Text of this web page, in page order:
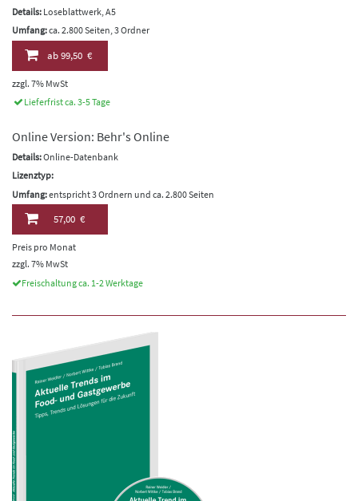
Details: Loseblattwerk, A5
Umfang:ca. 2.800 Seiten, 3 Ordner
ab99,50 €
zzgl. 7% MwSt
Lieferfrist ca. 3-5 Tage
Online Version: Behr's Online
Details:Online-Datenbank
Lizenztyp:
Umfang:entspricht 3 Ordnern und ca. 2.800 Seiten
57,00 €
Preis pro Monat
zzgl. 7% MwSt
Freischaltung ca. 1-2 Werktage